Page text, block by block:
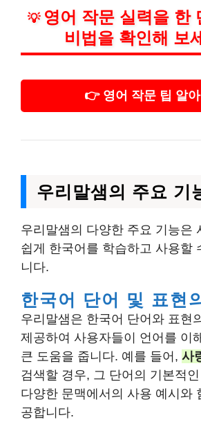
💡 영어 작문 실력을 한
비법을 확인해 보
👉 영어 작문 팁 알아
우리말샘의 주요 기
우리말샘의 다양한 주요 기능은
쉽게 한국어를 학습하고 사용할
니다.
한국어 단어 및 표현
우리말샘은 한국어 단어와 표현
제공하여 사용자들이 언어를 이
큰 도움을 줍니다. 예를 들어, 사
검색할 경우, 그 단어의 기본적
다양한 문맥에서의 사용 예시와
공합니다.